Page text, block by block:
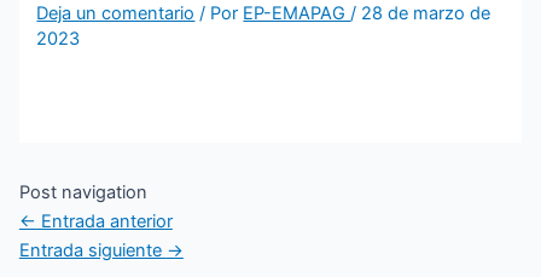
Deja un comentario / Por EP-EMAPAG/ 28 de marzo de
2023
Post navigation
← Entrada anterior
Entrada siguiente →